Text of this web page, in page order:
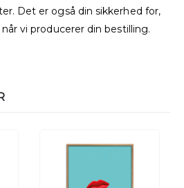
Det er også din sikkerhed for,
vi producerer din bestilling.